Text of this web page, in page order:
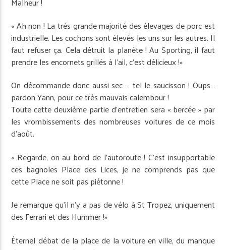
« Ah non ! La très grande majorité des élevages de porc est
industrielle. Les cochons sont élevés les uns sur les autres. Il
faut refuser ça. Cela détruit la planète ! Au Sporting, il faut
prendre les encornets grillés à l’ail, c’est délicieux !»
On décommande donc aussi sec … tel le saucisson ! Oups…
pardon Yann, pour ce très mauvais calembour !
Toute cette deuxième partie d’entretien sera « bercée » par
les vrombissements des nombreuses voitures de ce mois
d’août.
« Regarde, on au bord de l’autoroute ! C’est insupportable
ces bagnoles Place des Lices, je ne comprends pas que
cette Place ne soit pas piétonne !
Je remarque qu’il n’y a pas de vélo à St Tropez, uniquement
des Ferrari et des Hummer !»
Éternel débat de la place de la voiture en ville, du manque